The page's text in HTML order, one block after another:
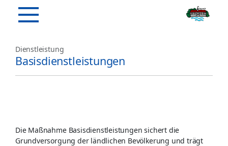
Dienstleistung
Basisdienstleistungen
Die Maßnahme Basisdienstleistungen sichert die
Grundversorgung der ländlichen Bevölkerung und trägt